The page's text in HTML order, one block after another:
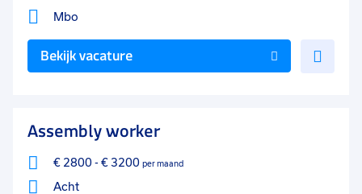
Mbo
Bekijk vacature
Assembly worker
€ 2800- € 3200 per maand
Acht